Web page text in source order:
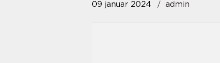
09 januar 2024 admin